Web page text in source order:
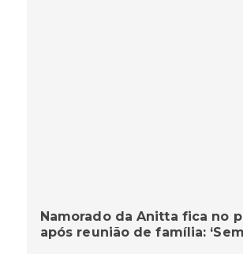
Namorado da Anitta fica no
após reunião de família: